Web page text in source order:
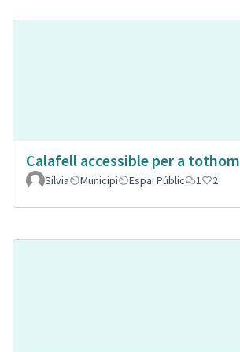
Calafell accessible per a tothom
Silvia
Municipi Espai Públic 1 2